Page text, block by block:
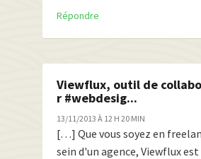
Répondre
Viewflux, outil de
r #webdesig...
13/11/2013 À 12 H 20 MIN
[…] Que vous soyez en
sein d'un agence, Viewflux